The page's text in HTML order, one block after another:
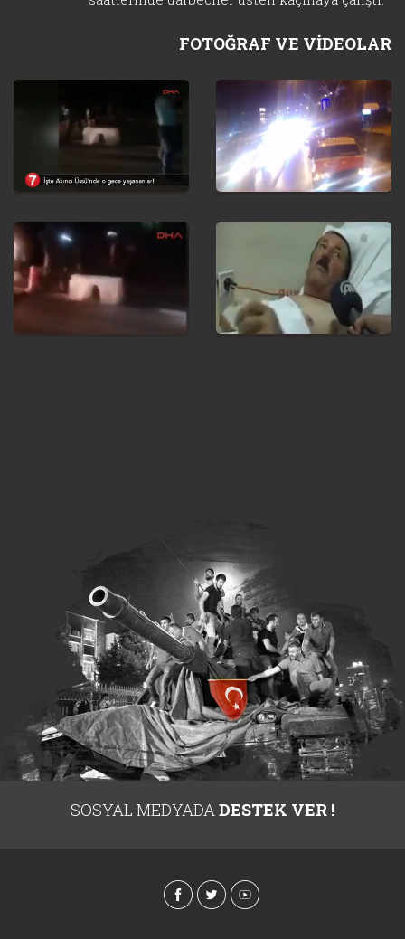
FOTOĞRAF VE VİDEOLAR
SOSYAL MEDYADADESTEK VER !